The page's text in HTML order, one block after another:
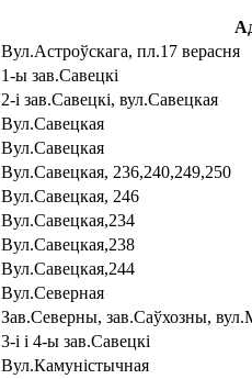
Вул.Астроўскага, пл.17 верасня
1-ы зав.Савецкі
2-і зав.Савецкі, вул.Савецкая
Вул.Савецкая
Вул.Савецкая
Вул.Савецкая, 236,240,249,250
Вул.Савецкая, 246
Вул.Савецкая,234
Вул.Савецкая,238
Вул.Савецкая,244
Вул.Северная
Зав.Северны, зав.Саўхозны,
3-і і 4-ы зав.Савецкі
Вул.Камуністычная